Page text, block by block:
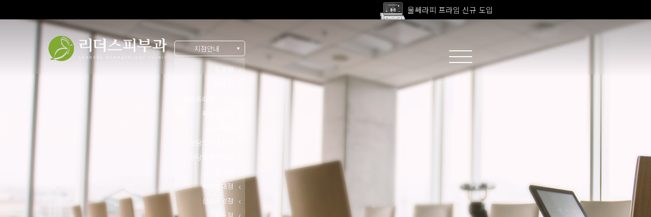
고압산소치료 신규 도입
전 지점 피부과 전문의 진료
울쎄라피 프라임 신규 도입
지점안내
도곡점
목동트라팰리스점
목동현대점
청담도산대로점
청담명품거리점
부천현대점
삼성중앙점
송도점